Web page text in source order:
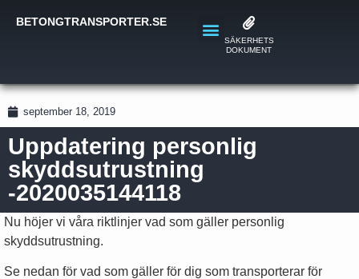
BETONGTRANSPORTER.SE
SÄKERHETS
DOKUMENT
september 18, 2019
Uppdatering personlig
skyddsutrustning
-2020035144118
Nu höjer vi våra riktlinjer vad som gäller personlig
skyddsutrustning.
Se nedan för vad som gäller för dig som transporterar för